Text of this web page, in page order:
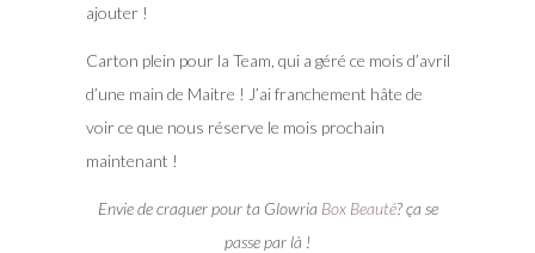
ajouter !
Carton plein pour la Team, qui a géré ce mois d’avril
d’une main de Maitre ! J’ai franchement hâte de
voir ce que nous réserve le mois prochain
maintenant !
Envie de craquer pour ta Glowria Box Beauté? ça se
passe par là !